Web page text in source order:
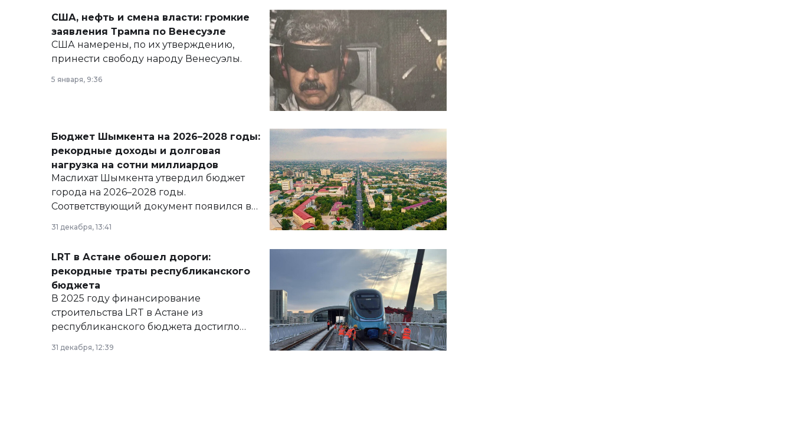
США, нефть и смена власти: громкие
заявления Трампа по Венесуэле
США намерены, по их утверждению,
принести свободу народу Венесуэлы.
5 января, 9:36
Бюджет Шымкента на 2026–2028 годы:
рекордные доходы и долговая
нагрузка на сотни миллиардов
Маслихат Шымкента утвердил бюджет
города на 2026–2028 годы.
Соответствующий документ появился в
базе нормативных правовых актов и на
сайте маслихат города.
31 декабря, 13:41
LRT в Астане обошел дороги:
рекордные траты республиканского
бюджета
В 2025 году финансирование
строительства LRT в Астане из
республиканского бюджета достигло
рекордных объемов.
31 декабря, 12:39